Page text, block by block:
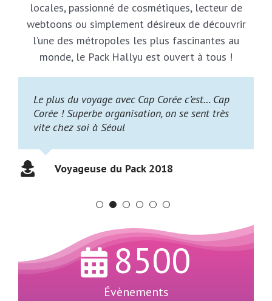
locales, passionné de cosmétiques, lecteur de
webtoons ou simplement désireux de découvrir
l’une des métropoles les plus fascinantes au
monde, le Pack Hallyu est ouvert à tous !
Le plus du voyage avec Cap Corée c’est… Cap
Corée ! Superbe organisation, on se sent très
vite chez soi à Séoul
Voyageuse du Pack 2018
8500
Évènements